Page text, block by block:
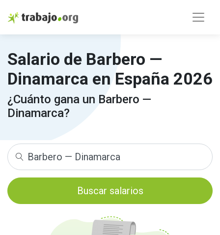
Salario de Barbero —
Dinamarca en España 2026
¿Cuánto gana un Barbero —
Dinamarca?
Buscar salarios